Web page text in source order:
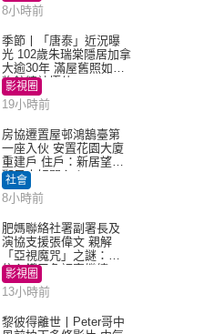
8小時前
季節丨「唐泰」近況曝
光 102歲朱瑞棠隱居加拿
大逾30年 滿屋舊照如博
物館精神極佳
影視圈
19小時前
房協遷置屋邨鴻鵠臺第
一座入伙 安置花園大廈
重建戶 住戶：新居望見
獅子山好開心！
社會
8小時前
肥媽聯絡社署副署長及
演協支援張偉文 親解
「亞視魔咒」之謎：有
信心鐵三角評審繼續
影視圈
13小時前
黎彼得離世丨Peter哥中